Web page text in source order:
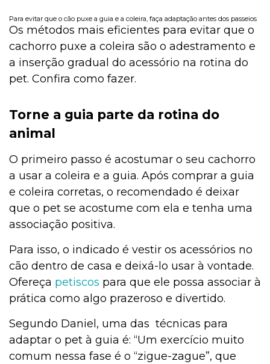
Para evitar que o cão puxe a guia e a coleira, faça adaptação antes dos passeios
Os métodos mais eficientes para evitar que o
cachorro puxe a coleira são o adestramento e
a inserção gradual do acessório na rotina do
pet. Confira como fazer.
Torne a guia parte da rotina do
animal
O primeiro passo é acostumar o seu cachorro
a usar a coleira e a guia. Após comprar a guia
e coleira corretas, o recomendado é deixar
que o pet se acostume com ela e tenha uma
associação positiva.
Para isso, o indicado é vestir os acessórios no
cão dentro de casa e deixá-lo usar à vontade.
Ofereça petiscos para que ele possa associar à
prática como algo prazeroso e divertido.
Segundo Daniel, uma das técnicas para
adaptar o pet à guia é: “Um exercício muito
comum nessa fase é o “zigue-zague”, que